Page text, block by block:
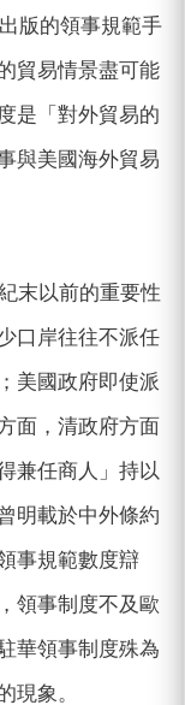
版的領事規範手
貿易情景盡可能
是「對外貿易的
與美國海外貿易
末以前的重要性
口岸往往不派任
美國政府即使派
面，清政府方面
兼任商人」持以
明載於中外條約
事規範數度辯
領事制度不及歐
華領事制度殊為
現象。